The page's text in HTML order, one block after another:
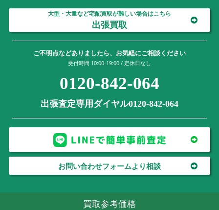
大型・大量など宅配買取が難しい場合はこちら
出張買取
ご不明点などありましたら、お気軽にご相談ください
受付時間 10:00-19:00 / 定休日なし
0120-842-064
出張査定専用ダイヤル0120-842-064
お問い合わせフォームより相談
買取参考価格